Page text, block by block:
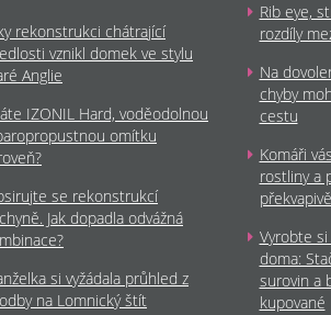
rekonstrukci chátrající
vznikl domek ve stylu
Anglie
IZONIL Hard, voděodolnou
omítku
se rekonstrukcí
Jak dopadla odvážná
si vyžádala průhled z
na Lomnický štít
Rib eye,
rozdíly
Na
chyby
cestu
Komáři
rostliny a
Vyrobte
doma:
surovin a
kupované